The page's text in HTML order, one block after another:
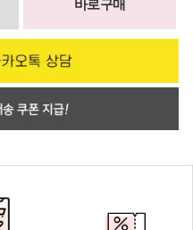
바로구매